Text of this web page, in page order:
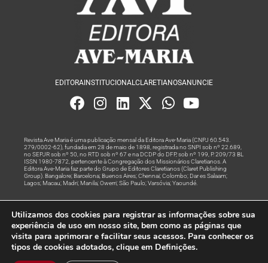
EDITORA INSTITUCIONALCLARETIANOSANUNCIE
Revista Ave Maria é uma publicação mensal da Editora Ave-Maria (CNPJ 60.543.
279/0002-62), fundada em 28 de maio de 1898, registrada no SNPI sob nº 22.689,
no SEPJR sob nº 50, no RTD sob nº 67 e na DCDP do DFP, sob nº 199, P. 209/73 BL
ISSN 1980-7872, pertencente à Congregação dos Missionários Claretianos. A
Editora Ave-Maria faz parte do Grupo de Editores Claretianos (Claret Publishing
Group). Bangalore; Barcelona; Buenos Aires; Chennai; Colombo; Dar es Salaam;
Lagos; Macau; Madri; Manila; Owerri; São Paulo; Varsóvia; Yaoundé.
Rede
© Todos os Direitos Reservados
Utilizamos dos cookies para registrar as informações sobre sua
experiência de uso em nosso site, bem como as páginas que
visita para aprimorar e facilitar seus acessos. Para conhecer os
tipos de cookies adotados, clique em Definições.